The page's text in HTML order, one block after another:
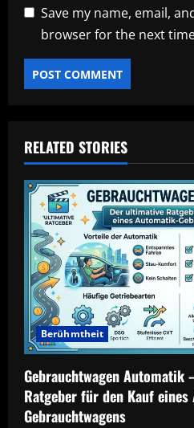
Save my name, email,
browser for the next
RELATED STORIES
Berühmtheit
Gebrauchtwagen
Ratgeber für den Kauf
Gebrauchtwagens